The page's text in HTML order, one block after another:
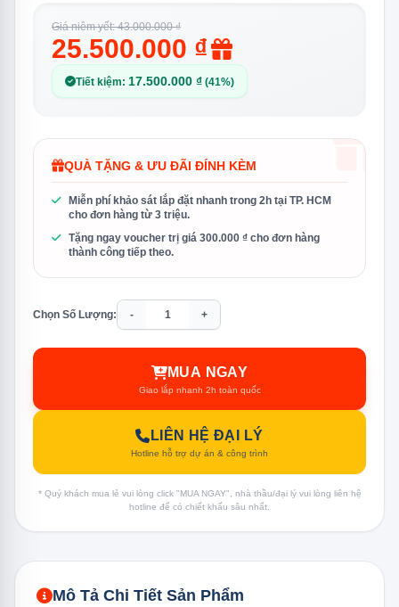
Giá niêm yết: 43.000.000 ₫
25.500.000 ₫
Tiết kiệm: 17.500.000 ₫ (41%)
QUÀ TẶNG & ƯU ĐÃI ĐÍNH KÈM
Miễn phí khảo sát lắp đặt nhanh trong 2h tại TP. HCM
cho đơn hàng từ 3 triệu.
Tặng ngay voucher trị giá 300.000 ₫ cho đơn hàng
thành công tiếp theo.
Chọn Số Lượng: - +
MUA NGAY
Giao lắp nhanh 2h toàn quốc
LIÊN HỆ ĐẠI LÝ
Hotline hỗ trợ dự án & công trình
* Quý khách mua lẻ vui lòng click "MUA NGAY", nhà thầu/đại lý vui lòng liên hệ
hotline để có chiết khấu sâu nhất.
Mô Tả Chi Tiết Sản Phẩm